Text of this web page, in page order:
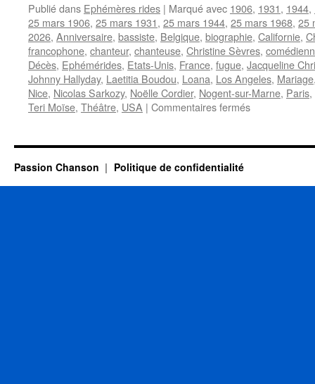
Publié dans Ephémères rides | Marqué avec 1906, 1931, 1944,
25 mars 1906, 25 mars 1931, 25 mars 1944, 25 mars 1968, 25
2026, Anniversaire, bassiste, Belgique, biographie, Californie,
francophone, chanteur, chanteuse, Christine Sèvres,
Décès, Ephémérides, Etats-Unis, France, fugue, Jacqueline
Johnny Hallyday, Laetitia Boudou, Loana, Los Angeles, Mariage
Nice, Nicolas Sarkozy, Noëlle Cordier, Nogent-sur-Marne, Paris,
Teri Moïse, Théâtre, USA | Commentaires ferméssur
Passion Chanson Politique de confidentialité